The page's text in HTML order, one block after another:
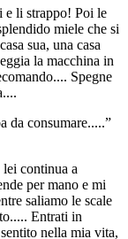
e li strappo! Poi le
miele che si
sua, una casa
la macchina in
Spegne
da consumare.....”
continua a
per mano e mi
saliamo le scale
Entrati in
nella mia vita,